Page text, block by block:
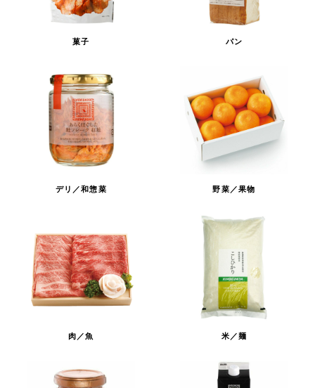
菓子 パン
デリ／和惣菜 野菜／果物
肉／魚 米／麺